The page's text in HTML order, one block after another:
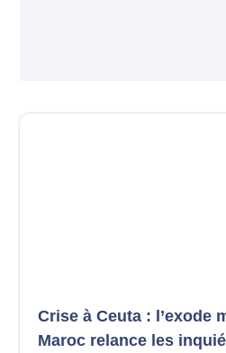
Crise à Ceuta : l’exode
Maroc relance les